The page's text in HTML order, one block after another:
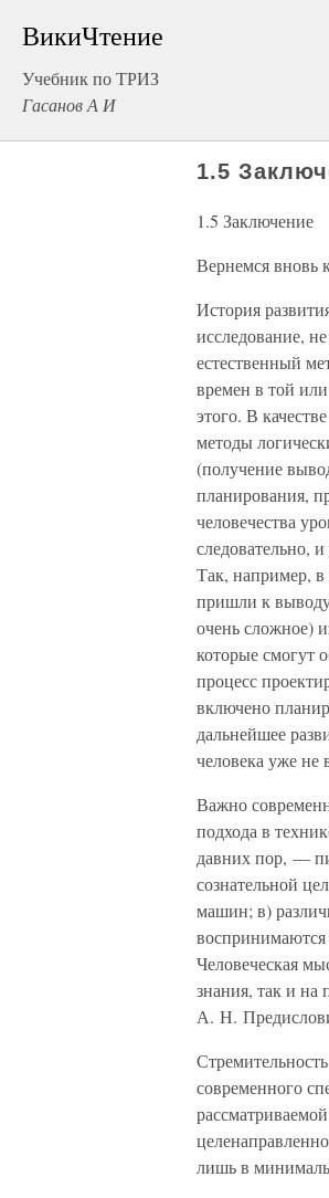
ВикиЧтение
Учебник по ТРИЗ
Гасанов А И
1.5
1.5 Заключение
Вернемся вновь
История
исследование,
естественный
времен в той
этого. В
методы
(получение
планирования,
человечества
следовательно,
Так, например,
пришли к
очень сложное)
которые смогут
процесс
включено
дальнейшее
человека уже не
Важно
подхода в
давних пор, —
сознательной
машин; в)
воспринимаются
Человеческая
знания, так и на
А. Н.
современного
лишь в